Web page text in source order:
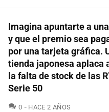
Imagina apuntarte a
y que el premio sea
por una tarjeta gráfica.
tienda japonesa aplaca
la falta de stock de las
Serie 50
0 COMENTARIOS
HACE 2 AÑOS